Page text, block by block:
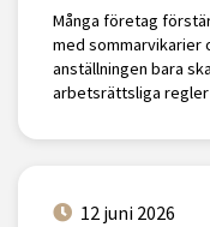
Många företag
med sommarvikarier
anställningen bara
arbetsrättsliga
12 juni 2026